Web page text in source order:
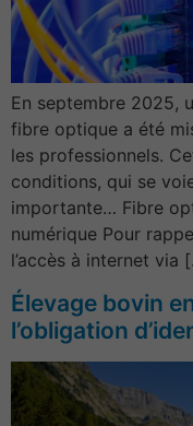
En septembre 2025,
fibre optique a été
les professionnels.
conditions, qui se
importante… Fibre
numérique Pour
l’accès à internet via
Élevage bovin
l’obligation